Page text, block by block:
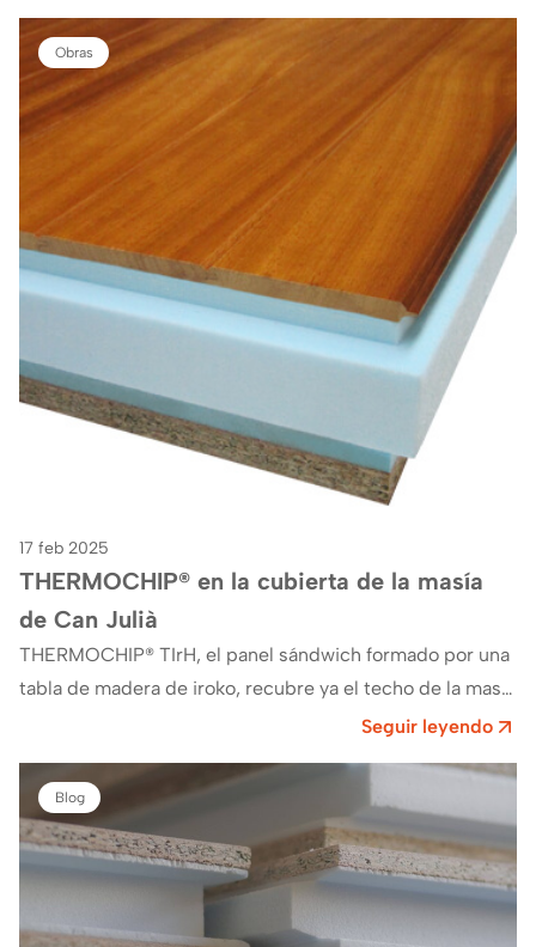
Obras
17 feb 2025
THERMOCHIP® en la cubierta de la masía
de Can Julià
THERMOCHIP® TIrH, el panel sándwich formado por una
tabla de madera de iroko, recubre ya el techo de la masí­a
Seguir leyendo
Blog